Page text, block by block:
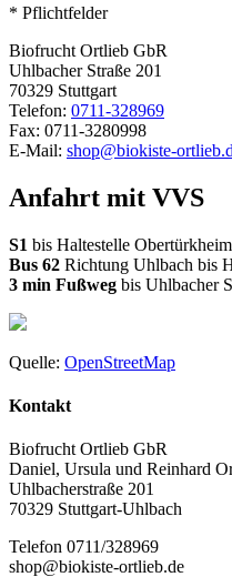
* Pflichtfelder
Biofrucht Ortlieb GbR
Uhlbacher Straße 201
70329 Stuttgart
Telefon: 0711-328969
Fax: 0711-3280998
E-Mail: shop@biokiste-
Anfahrt mit VVS
S1 bis Haltestelle
Bus 62 Richtung Uhlbach bis
3 min Fußweg bis Uhlbacher
Quelle: OpenStreetMap
Kontakt
Biofrucht Ortlieb GbR
Daniel, Ursula und Reinhard
Uhlbacherstraße 201
70329 Stuttgart-Uhlbach
Telefon 0711/328969
shop@biokiste-ortlieb.de